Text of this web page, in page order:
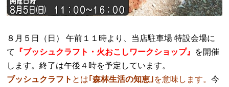
８月５日（日） 午前１１時より、当店駐車場 特設会場に
て 『ブッシュクラフト・火おこしワークショップ』 を開催
します。終了は午後４時を予定しています。
ブッシュクラフト とは｢森林生活の知恵｣を意味します。今